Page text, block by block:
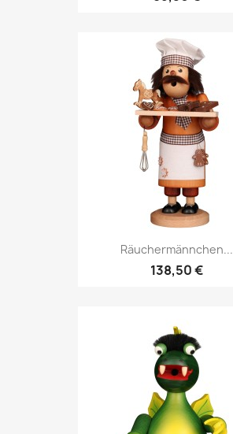
Räuchermännchen...
138,50 €